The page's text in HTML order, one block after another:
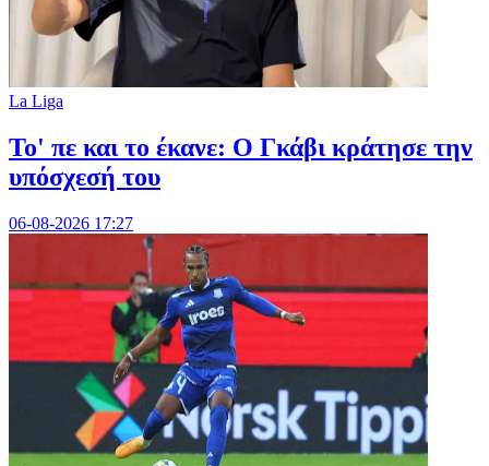
La Liga
Το' πε και το έκανε: Ο Γκάβι κράτησε την
υπόσχεσή του
06-08-2026 17:27